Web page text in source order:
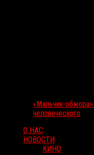
«Мальчик-
человеческого
О НАС
НОВОСТИ
КИНО